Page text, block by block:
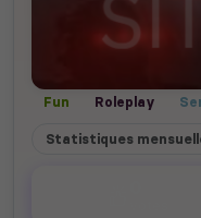
Fun Roleplay
Statistiques